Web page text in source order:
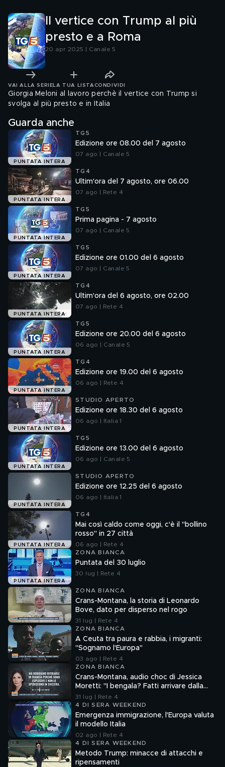
Il vertice con Trump al più
presto e a Roma
20 apr 2025 | Canale 5
VAI ALLA SERIE LA TUA LISTA CONDIVIDI
Giorgia Meloni al lavoro perchè il vertice con Trump si
svolga al più presto e in Italia
Guarda anche
PUNTATA INTERA
TG5
Edizione ore 08.00 del 7 agosto
07 ago | Canale 5
PUNTATA INTERA
TG4
Ultim'ora del 7 agosto, ore 06.00
07 ago | Rete 4
PUNTATA INTERA
TG5
Prima pagina - 7 agosto
07 ago | Canale 5
PUNTATA INTERA
TG5
Edizione ore 01.00 del 6 agosto
07 ago | Canale 5
PUNTATA INTERA
TG4
Ultim'ora del 6 agosto, ore 02.00
07 ago | Rete 4
PUNTATA INTERA
TG5
Edizione ore 20.00 del 6 agosto
06 ago | Canale 5
PUNTATA INTERA
TG4
Edizione ore 19.00 del 6 agosto
06 ago | Rete 4
PUNTATA INTERA
STUDIO APERTO
Edizione ore 18.30 del 6 agosto
06 ago | Italia 1
PUNTATA INTERA
TG5
Edizione ore 13.00 del 6 agosto
06 ago | Canale 5
PUNTATA INTERA
STUDIO APERTO
Edizione ore 12.25 del 6 agosto
06 ago | Italia 1
PUNTATA INTERA
TG4
Mai così caldo come oggi, c'è il "bollino
rosso" in 27 città
06 ago | Rete 4
PUNTATA INTERA
ZONA BIANCA
Puntata del 30 luglio
30 lug | Rete 4
ZONA BIANCA
Crans-Montana, la storia di Leonardo
Bove, dato per disperso nel rogo
31 lug | Rete 4
ZONA BIANCA
A Ceuta tra paura e rabbia, i migranti:
"Sognamo l'Europa"
03 ago | Rete 4
ZONA BIANCA
Crans-Montana, audio choc di Jessica
Moretti: "I bengala? Fatti arrivare dalla
Francia"
31 lug | Rete 4
4 DI SERA WEEKEND
Emergenza immigrazione, l'Europa valuta
il modello Italia
02 ago | Rete 4
4 DI SERA WEEKEND
Metodo Trump: minacce di attacchi e
ripensamenti